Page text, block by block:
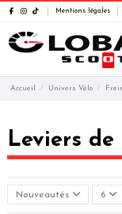
Mentions légales
Accueil Univers Vélo
Leviers de
Nouveautés 6